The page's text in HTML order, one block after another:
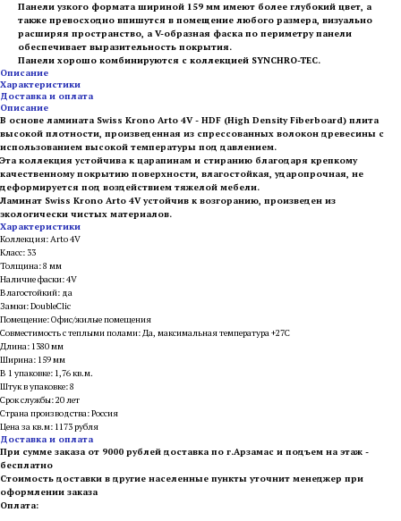
Панели узкого формата шириной 159 мм имеют более глубокий цвет, а
также превосходно впишутся в помещение любого размера, визуально
расширяя пространство, а V-образная фаска по периметру панели
обеспечивает выразительность покрытия.
Панели хорошо комбинируются с коллекцией SYNCHRO-TEC.
Описание
Характеристики
Доставка и оплата
Описание
В основе ламината Swiss Krono Arto 4V - HDF (High Density Fiberboard) плита
высокой плотности, произведенная из спрессованных волокон древесины с
использованием высокой температуры под давлением.
Эта коллекция устойчива к царапинам и стиранию благодаря крепкому
качественному покрытию поверхности, влагостойкая, ударопрочная, не
деформируется под воздействием тяжелой мебели.
Ламинат Swiss Krono Arto 4V устойчив к возгоранию, произведен из
экологически чистых материалов.
Характеристики
Коллекция: Arto 4V
Класс: 33
Толщина: 8 мм
Наличие фаски: 4V
Влагостойкий: да
Замки: DoubleClic
Помещение: Офис/жилые помещения
Совместимость с теплыми полами: Да, максимальная температура +27С
Длина: 1380 мм
Ширина: 159 мм
В 1 упаковке: 1,76 кв.м.
Штук в упаковке: 8
Срок службы: 20 лет
Страна производства: Россия
Цена за кв.м: 1173 рубля
Доставка и оплата
При сумме заказа от 9000 рублей доставка по г.Арзамас и подъем на этаж -
бесплатно
Стоимость доставки в другие населенные пункты уточнит менеджер при
оформлении заказа
Оплата: